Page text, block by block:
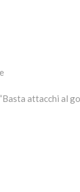
attacchi al